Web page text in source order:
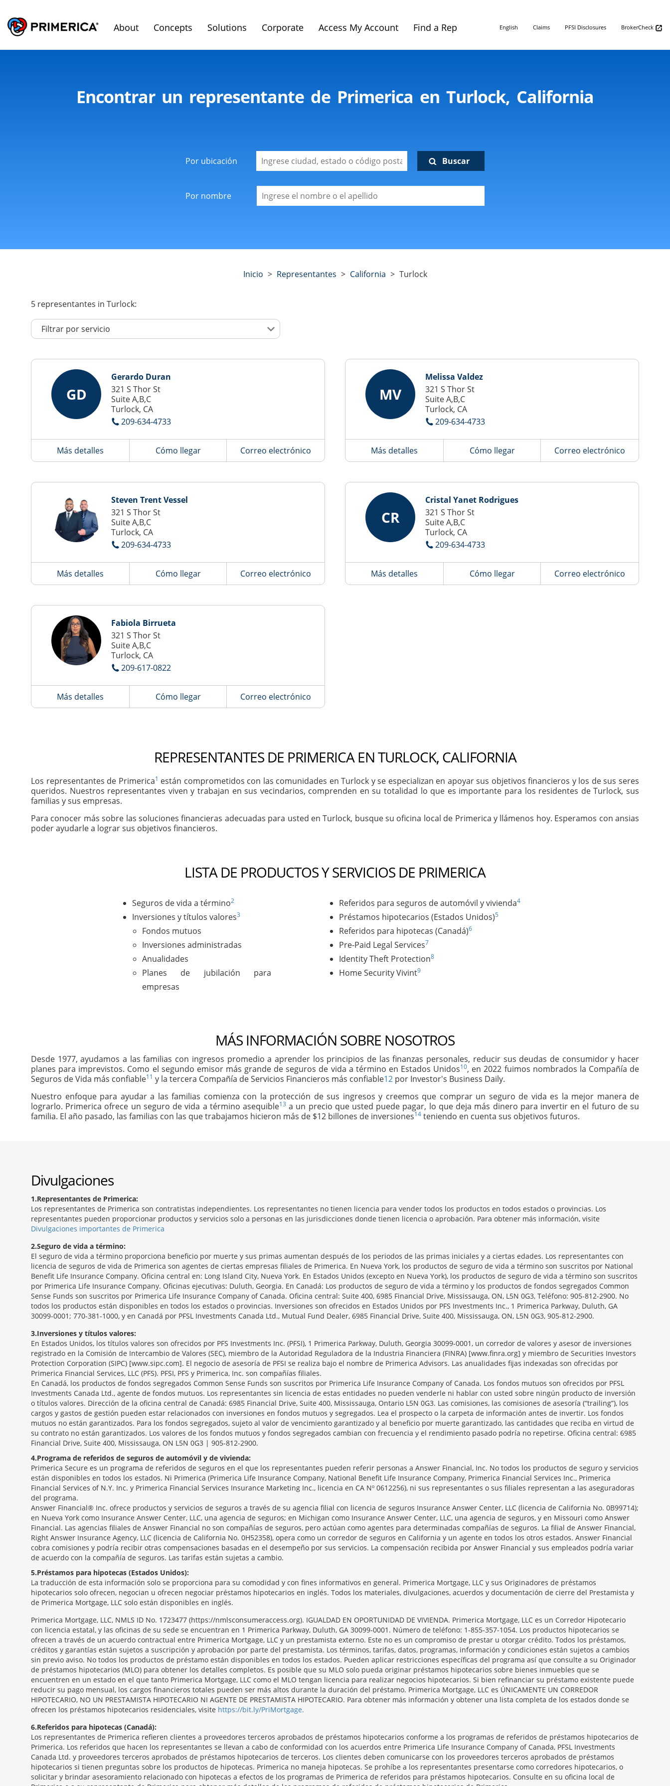
About Concepts Solutions Corporate Access My Account Find a Rep English Claims PFSI Disclosures BrokerCheck
Encontrar un representante de Primerica en Turlock, California
Por ubicación Buscar
Por nombre
Inicio > Representantes > California > Turlock
5 representantes in Turlock:
GD
Gerardo Duran
321 S Thor St
Suite A,B,C
Turlock, CA
209-634-4733
Más detalles Cómo llegar Correo electrónico
MV
Melissa Valdez
321 S Thor St
Suite A,B,C
Turlock, CA
209-634-4733
Más detalles Cómo llegar Correo electrónico
Steven Trent Vessel
321 S Thor St
Suite A,B,C
Turlock, CA
209-634-4733
Más detalles Cómo llegar Correo electrónico
CR
Cristal Yanet Rodrigues
321 S Thor St
Suite A,B,C
Turlock, CA
209-634-4733
Más detalles Cómo llegar Correo electrónico
Fabiola Birrueta
321 S Thor St
Suite A,B,C
Turlock, CA
209-617-0822
Más detalles Cómo llegar Correo electrónico
REPRESENTANTES DE PRIMERICA EN TURLOCK, CALIFORNIA
Los representantes de Primerica1 están comprometidos con las comunidades en Turlock y se especializan en apoyar sus objetivos financieros y los de sus seres
queridos. Nuestros representantes viven y trabajan en sus vecindarios, comprenden en su totalidad lo que es importante para los residentes de Turlock, sus
familias y sus empresas.
Para conocer más sobre las soluciones financieras adecuadas para usted en Turlock, busque su oficina local de Primerica y llámenos hoy. Esperamos con ansias
poder ayudarle a lograr sus objetivos financieros.
LISTA DE PRODUCTOS Y SERVICIOS DE PRIMERICA
Seguros de vida a término2
Inversiones y títulos valores3
Fondos mutuos
Inversiones administradas
Anualidades
Planes de jubilación para
empresas
Referidos para seguros de automóvil y vivienda4
Préstamos hipotecarios (Estados Unidos)5
Referidos para hipotecas (Canadá)6
Pre-Paid Legal Services7
Identity Theft Protection8
Home Security Vivint9
MÁS INFORMACIÓN SOBRE NOSOTROS
Desde 1977, ayudamos a las familias con ingresos promedio a aprender los principios de las finanzas personales, reducir sus deudas de consumidor y hacer
planes para imprevistos. Como el segundo emisor más grande de seguros de vida a término en Estados Unidos10, en 2022 fuimos nombrados la Compañía de
Seguros de Vida más confiable11 y la tercera Compañía de Servicios Financieros más confiable12 por Investor's Business Daily.
Nuestro enfoque para ayudar a las familias comienza con la protección de sus ingresos y creemos que comprar un seguro de vida es la mejor manera de
lograrlo. Primerica ofrece un seguro de vida a término asequible13 a un precio que usted puede pagar, lo que deja más dinero para invertir en el futuro de su
familia. El año pasado, las familias con las que trabajamos hicieron más de $12 billones de inversiones14 teniendo en cuenta sus objetivos futuros.
Divulgaciones
1 Representantes de Primerica:
Los representantes de Primerica son contratistas independientes. Los representantes no tienen licencia para vender todos los productos en todos estados o provincias. Los
representantes pueden proporcionar productos y servicios solo a personas en las jurisdicciones donde tienen licencia o aprobación. Para obtener más información, visite
Divulgaciones importantes de Primerica
2 Seguro de vida a término:
El seguro de vida a término proporciona beneficio por muerte y sus primas aumentan después de los periodos de las primas iniciales y a ciertas edades. Los representantes con
licencia de seguros de vida de Primerica son agentes de ciertas empresas filiales de Primerica. En Nueva York, los productos de seguro de vida a término son suscritos por National
Benefit Life Insurance Company. Oficina central en: Long Island City, Nueva York. En Estados Unidos (excepto en Nueva York), los productos de seguro de vida a término son suscritos
por Primerica Life Insurance Company. Oficinas ejecutivas: Duluth, Georgia. En Canadá: Los productos de seguro de vida a término y los productos de fondos segregados Common
Sense Funds son suscritos por Primerica Life Insurance Company of Canada. Oficina central: Suite 400, 6985 Financial Drive, Mississauga, ON, L5N 0G3, Teléfono: 905-812-2900. No
todos los productos están disponibles en todos los estados o provincias. Inversiones son ofrecidos en Estados Unidos por PFS Investments Inc., 1 Primerica Parkway, Duluth, GA
30099-0001; 770-381-1000, y en Canadá por PFSL Investments Canada Ltd., Mutual Fund Dealer, 6985 Financial Drive, Suite 400, Mississauga, ON, L5N 0G3, 905-812-2900.
3 Inversiones y títulos valores:
En Estados Unidos, los títulos valores son ofrecidos por PFS Investments Inc. (PFSI), 1 Primerica Parkway, Duluth, Georgia 30099-0001, un corredor de valores y asesor de inversiones
registrado en la Comisión de Intercambio de Valores (SEC), miembro de la Autoridad Reguladora de la Industria Financiera (FINRA) [www.finra.org] y miembro de Securities Investors
Protection Corporation (SIPC) [www.sipc.com]. El negocio de asesoría de PFSI se realiza bajo el nombre de Primerica Advisors. Las anualidades fijas indexadas son ofrecidas por
Primerica Financial Services, LLC (PFS). PFSI, PFS y Primerica, Inc. son compañías filiales.
En Canadá, los productos de fondos segregados Common Sense Funds son suscritos por Primerica Life Insurance Company of Canada. Los fondos mutuos son ofrecidos por PFSL
Investments Canada Ltd., agente de fondos mutuos. Los representantes sin licencia de estas entidades no pueden venderle ni hablar con usted sobre ningún producto de inversión
o títulos valores. Dirección de la oficina central de Canadá: 6985 Financial Drive, Suite 400, Mississauga, Ontario L5N 0G3. Las comisiones, las comisiones de asesoría (“trailing”), los
cargos y gastos de gestión pueden estar relacionados con inversiones en fondos mutuos y segregados. Lea el prospecto o la carpeta de información antes de invertir. Los fondos
mutuos no están garantizados. Para los fondos segregados, sujeto al valor de vencimiento garantizado y al beneficio por muerte garantizado, las cantidades que reciba en virtud de
su contrato no están garantizados. Los valores de los fondos mutuos y fondos segregados cambian con frecuencia y el rendimiento pasado podría no repetirse. Oficina central: 6985
Financial Drive, Suite 400, Mississauga, ON L5N 0G3 | 905-812-2900.
4 Programa de referidos de seguros de automóvil y de vivienda:
Primerica Secure es un programa de referidos de seguros en el que los representantes pueden referir personas a Answer Financial, Inc. No todos los productos de seguro y servicios
están disponibles en todos los estados. Ni Primerica (Primerica Life Insurance Company, National Benefit Life Insurance Company, Primerica Financial Services Inc., Primerica
Financial Services of N.Y. Inc. y Primerica Financial Services Insurance Marketing Inc., licencia en CA Nº 0612256), ni sus representantes o sus filiales representan a las aseguradoras
del programa.
Answer Financial® Inc. ofrece productos y servicios de seguros a través de su agencia filial con licencia de seguros Insurance Answer Center, LLC (licencia de California No. 0B99714);
en Nueva York como Insurance Answer Center, LLC, una agencia de seguros; en Michigan como Insurance Answer Center, LLC, una agencia de seguros, y en Missouri como Answer
Financial. Las agencias filiales de Answer Financial no son compañías de seguros, pero actúan como agentes para determinadas compañías de seguros. La filial de Answer Financial,
Right Answer Insurance Agency, LLC (licencia de California No. 0H52358), opera como un corredor de seguros en California y un agente en todos los otros estados. Answer Financial
cobra comisiones y podría recibir otras compensaciones basadas en el desempeño por sus servicios. La compensación recibida por Answer Financial y sus empleados podría variar
de acuerdo con la compañía de seguros. Las tarifas están sujetas a cambio.
5 Préstamos para hipotecas (Estados Unidos):
La traducción de esta información solo se proporciona para su comodidad y con fines informativos en general. Primerica Mortgage, LLC y sus Originadores de préstamos
hipotecarios solo ofrecen, negocian u ofrecen negociar préstamos hipotecarios en inglés. Todos los materiales, divulgaciones, acuerdos y documentación de cierre del Prestamista y
de Primerica Mortgage, LLC solo están disponibles en inglés.
Primerica Mortgage, LLC, NMLS ID No. 1723477 (https://nmlsconsumeraccess.org). IGUALDAD EN OPORTUNIDAD DE VIVIENDA. Primerica Mortgage, LLC es un Corredor Hipotecario
con licencia estatal, y las oficinas de su sede se encuentran en 1 Primerica Parkway, Duluth, GA 30099-0001. Número de teléfono: 1-855-357-1054. Los productos hipotecarios se
ofrecen a través de un acuerdo contractual entre Primerica Mortgage, LLC y un prestamista externo. Este no es un compromiso de prestar u otorgar crédito. Todos los préstamos,
créditos y garantías están sujetos a suscripción y aprobación por parte del prestamista. Los términos, tarifas, datos, programas, información y condiciones están sujetos a cambios
sin previo aviso. No todos los productos de préstamo están disponibles en todos los estados. Pueden aplicar restricciones específicas del programa así que consulte a su Originador
de préstamos hipotecarios (MLO) para obtener los detalles completos. Es posible que su MLO solo pueda originar préstamos hipotecarios sobre bienes inmuebles que se
encuentren en un estado en el que tanto Primerica Mortgage, LLC como el MLO tengan licencia para realizar negocios hipotecarios. Si bien refinanciar su préstamo existente puede
reducir su pago mensual, los cargos financieros totales pueden ser más altos durante la duración del préstamo. Primerica Mortgage, LLC es ÚNICAMENTE UN CORREDOR
HIPOTECARIO, NO UN PRESTAMISTA HIPOTECARIO NI AGENTE DE PRESTAMISTA HIPOTECARIO. Para obtener más información y obtener una lista completa de los estados donde se
ofrecen los préstamos hipotecarios residenciales, visite https://bit.ly/PriMortgage.
6 Referidos para hipotecas (Canadá):
Los representantes de Primerica refieren clientes a proveedores terceros aprobados de préstamos hipotecarios conforme a los programas de referidos de préstamos hipotecarios de
Primerica. Los referidos que hacen los representantes se llevan a cabo de conformidad con los acuerdos entre Primerica Life Insurance Company of Canada, PFSL Investments
Canada Ltd. y proveedores terceros aprobados de préstamos hipotecarios de terceros. Los clientes deben comunicarse con los proveedores terceros aprobados de préstamos
hipotecarios si tienen preguntas sobre los productos de hipotecas. Primerica no maneja hipotecas. Se prohíbe a los representantes presentarse como corredores hipotecarios, o
solicitar y brindar asesoramiento relacionado con hipotecas a efectos de los programas de Primerica de referidos para préstamos hipotecarios. Consulte en su oficina local de